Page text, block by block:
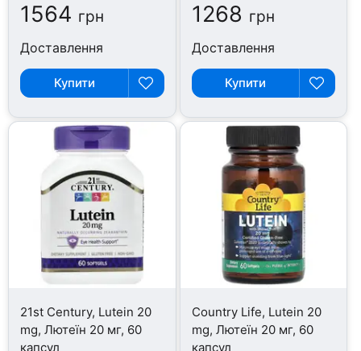
1564 грн
Доставлення
Купити
1268 грн
Доставлення
Купити
21st Century, Lutein 20
mg, Лютеїн 20 мг, 60
капсул
Country Life, Lutein 20
mg, Лютеїн 20 мг, 60
капсул